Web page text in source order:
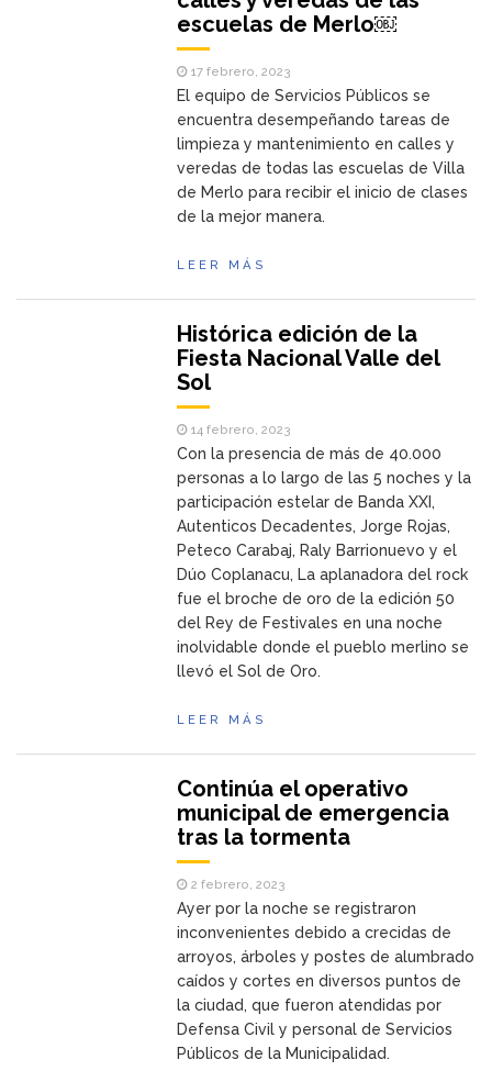
escuelas de Merlo￼
17 febrero, 2023
El equipo de Servicios Públicos se
encuentra desempeñando tareas de
limpieza y mantenimiento en calles y
veredas de todas las escuelas de Villa
de Merlo para recibir el inicio de clases
de la mejor manera.
LEER MÁS
Histórica edición de la
Fiesta Nacional Valle del
Sol
14 febrero, 2023
Con la presencia de más de 40.000
personas a lo largo de las 5 noches y la
participación estelar de Banda XXI,
Autenticos Decadentes, Jorge Rojas,
Peteco Carabaj, Raly Barrionuevo y el
Dúo Coplanacu, La aplanadora del rock
fue el broche de oro de la edición 50
del Rey de Festivales en una noche
inolvidable donde el pueblo merlino se
llevó el Sol de Oro.
LEER MÁS
Continúa el operativo
municipal de emergencia
tras la tormenta
2 febrero, 2023
Ayer por la noche se registraron
inconvenientes debido a crecidas de
arroyos, árboles y postes de alumbrado
caídos y cortes en diversos puntos de
la ciudad, que fueron atendidas por
Defensa Civil y personal de Servicios
Públicos de la Municipalidad.